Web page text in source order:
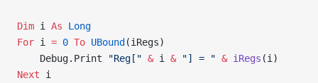
Dim i As Long
For i = 0 To UBound (iRegs)
    Debug.Print
"Reg[" & i & "] = " & iRegs (i)
Next i